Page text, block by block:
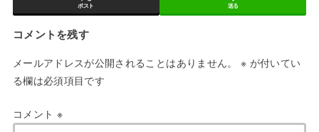
ポスト 送る
コメントを残す
メールアドレスが公開されることはありません。 ※ が付いてい
る欄は必須項目です
コメント ※